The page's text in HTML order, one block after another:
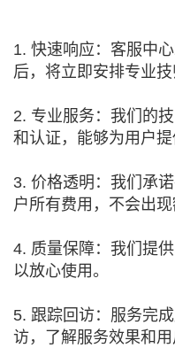
1. 快速响应：客服中
后，将立即安排专业
2. 专业服务：我们的
和认证，能够为用户提
3. 价格透明：我们承
户所有费用，不会出现
4. 质量保障：我们提
以放心使用。
5. 跟踪回访：服务完
访，了解服务效果和